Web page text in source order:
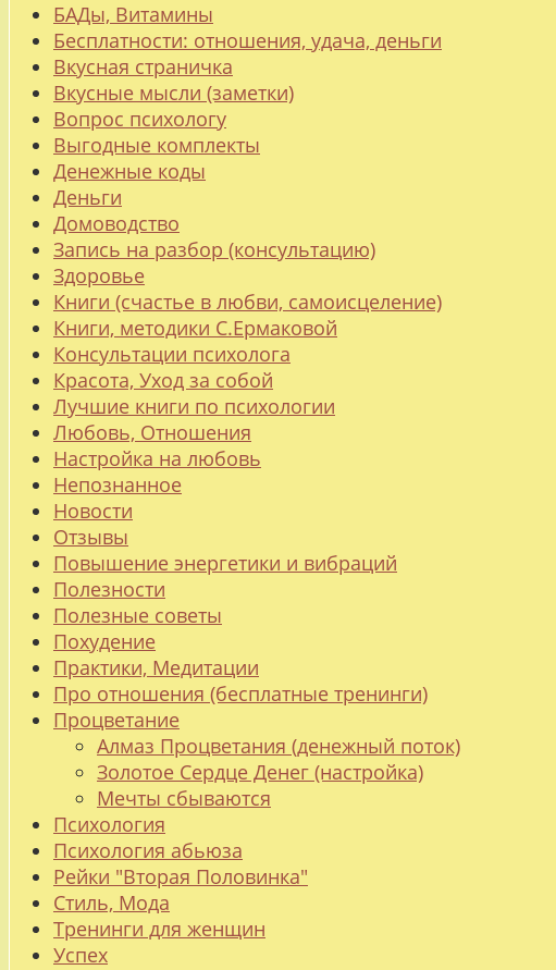
БАДы, Витамины
Бесплатности: отношения, удача, деньги
Вкусная страничка
Вкусные мысли (заметки)
Вопрос психологу
Выгодные комплекты
Денежные коды
Деньги
Домоводство
Запись на разбор (консультацию)
Здоровье
Книги (счастье в любви, самоисцеление)
Книги, методики С.Ермаковой
Консультации психолога
Красота, Уход за собой
Лучшие книги по психологии
Любовь, Отношения
Настройка на любовь
Непознанное
Новости
Отзывы
Повышение энергетики и вибраций
Полезности
Полезные советы
Похудение
Практики, Медитации
Про отношения (бесплатные тренинги)
Процветание
Алмаз Процветания (денежный поток)
Золотое Сердце Денег (настройка)
Мечты сбываются
Психология
Психология абьюза
Рейки "Вторая Половинка"
Стиль, Мода
Тренинги для женщин
Успех